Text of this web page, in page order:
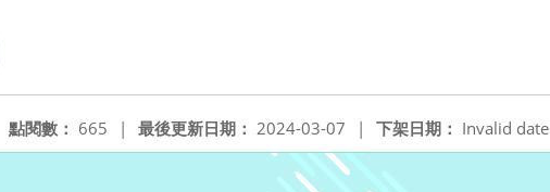
下架日期： Invalid date
最後更新日期： 2024-03-07 |
點閱數： 665 |